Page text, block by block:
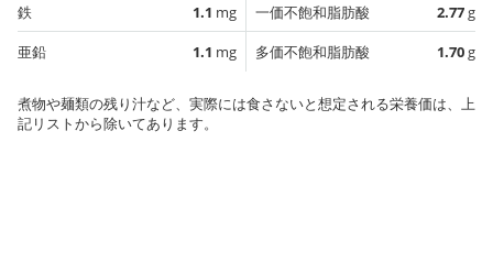
鉄
1.1 mg
亜鉛
1.1 mg
一価不飽和脂肪酸
2.77g
多価不飽和脂肪酸
1.70g
煮物や麺類の残り汁など、実際には食さないと想定される栄養価は、上
記リストから除いてあります。